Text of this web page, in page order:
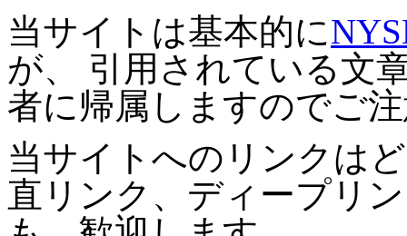
当サイトは基本的に
が、 引用されている文
者に帰属しますのでご
当サイトへのリンクは
直リンク、ディープリ